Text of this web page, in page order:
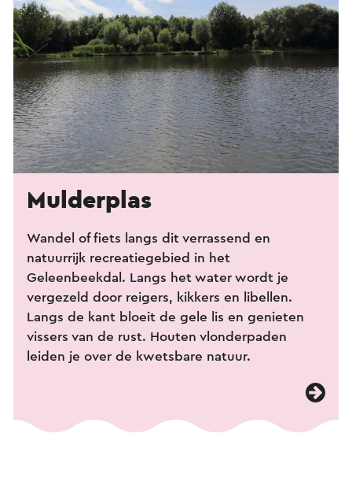
Mulderplas
Wandel of fiets langs dit verrassend en
natuurrijk recreatiegebied in het
Geleenbeekdal. Langs het water wordt je
vergezeld door reigers, kikkers en libellen.
Langs de kant bloeit de gele lis en genieten
vissers van de rust. Houten vlonderpaden
leiden je over de kwetsbare natuur.